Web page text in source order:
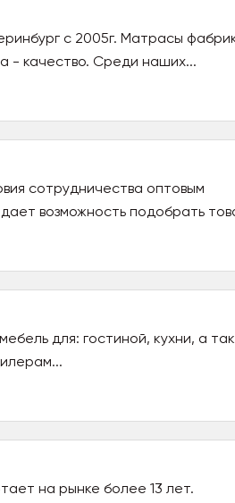
с 2005г. Матрасы
- качество. Среди наших...
сотрудничества оптовым
возможность подобрать
для: гостиной, кухни, а
на рынке более 13 лет.